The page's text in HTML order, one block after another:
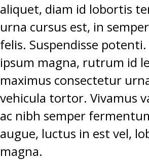
aliquet, diam id lobortis
urna cursus est, in
felis. Suspendisse
ipsum magna, rutrum id
maximus consectetur
vehicula tortor. Vivamus
ac nibh semper
augue, luctus in est vel,
magna.